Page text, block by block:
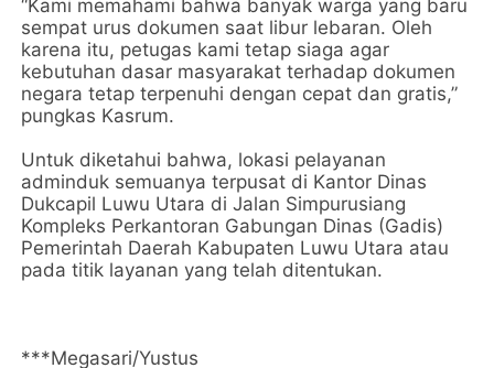
“Kami memahami bahwa banyak warga yang baru
sempat urus dokumen saat libur lebaran. Oleh
karena itu, petugas kami tetap siaga agar
kebutuhan dasar masyarakat terhadap dokumen
negara tetap terpenuhi dengan cepat dan gratis,”
pungkas Kasrum.
Untuk diketahui bahwa, lokasi pelayanan
adminduk semuanya terpusat di Kantor Dinas
Dukcapil Luwu Utara di Jalan Simpurusiang
Kompleks Perkantoran Gabungan Dinas (Gadis)
Pemerintah Daerah Kabupaten Luwu Utara atau
pada titik layanan yang telah ditentukan.
***Megasari/Yustus